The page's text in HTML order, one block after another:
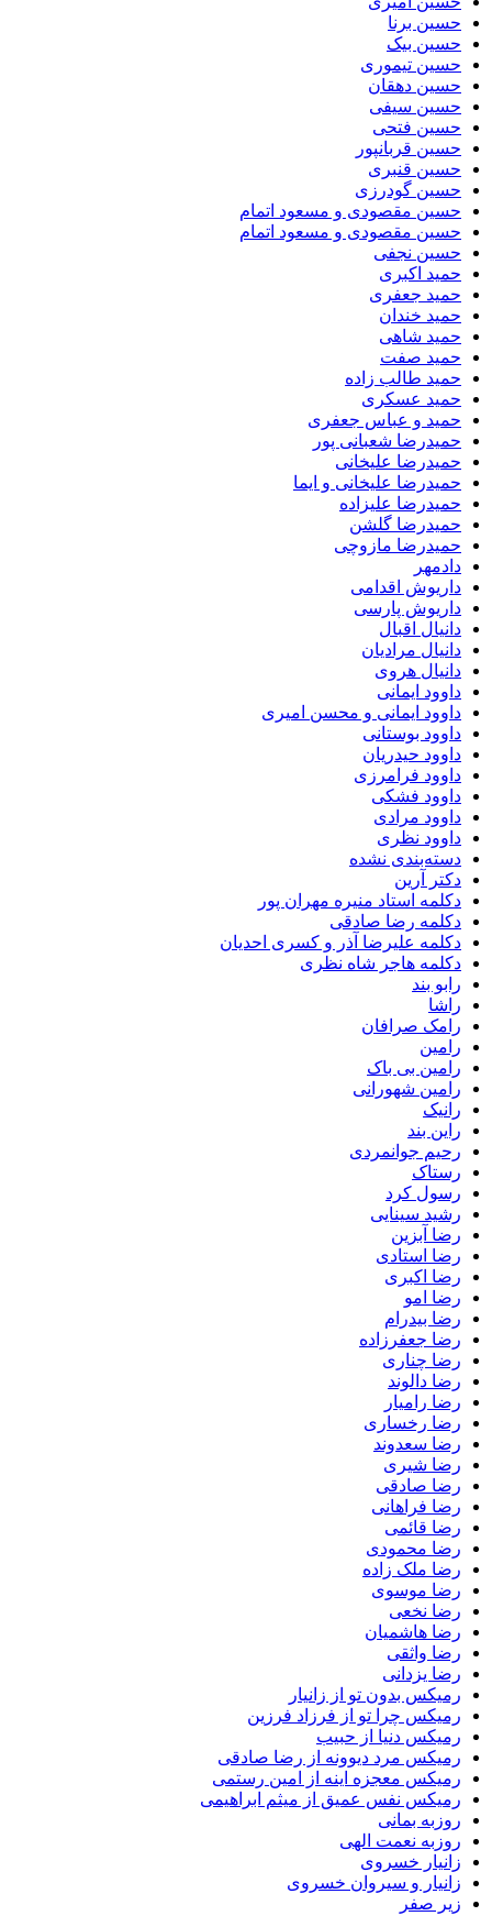
حسین برنا
حسین بیک
حسین تیموری
حسین دهقان
حسین سیفی
حسین فتحی
حسین قربانپور
حسین قنبری
حسین گودرزی
حسین مقصودى و مسعود اتمام
حسین مقصودی و مسعود اتمام
حسین نجفی
حمید اکبری
حمید جعفری
حمید خندان
حمید شاهی
حمید صفت
حمید طالب زاده
حمید عسکری
حمید و عباس جعفری
حمیدرضا شعبانی پور
حمیدرضا علیخانی
حمیدرضا علیخانی و ایما
حمیدرضا علیزاده
حمیدرضا گلشن
حمیدرضا مازوچی
دادمهر
داریوش اقدامی
داریوش پارسی
دانیال اقبال
دانیال مرادیان
دانیال هروی
داوود ایمانی
داوود ایمانی و محسن امیری
داوود بوستانی
داوود حیدریان
داوود فرامرزی
داوود فشکی
داوود مرادی
داوود نظری
دسته‌بندی نشده
دکتر آرین
دکلمه استاد منیره مهران پور
دکلمه رضا صادقی
دکلمه علیرضا آذر و کسری احدیان
دکلمه هاجر شاه نظری
رابو بند
راشا
رامک صرافان
رامین
رامین بی باک
رامین شهورانی
رانیک
راین بند
رحیم جوانمردی
رستاک
رسول کرد
رشید سینایی
رضا آبزین
رضا استادی
رضا اکبری
رضا امو
رضا بیدرام
رضا جعفرزاده
رضا چناری
رضا دالوند
رضا رامیار
رضا رخساری
رضا سعدوند
رضا شیری
رضا صادقی
رضا فراهانی
رضا قائمی
رضا محمودی
رضا ملک زاده
رضا موسوی
رضا نخعی
رضا هاشمیان
رضا واثقی
رضا یزدانی
رمیکس بدون تو از زانیار
رمیکس چرا تو از فرزاد فرزین
رمیکس دنیا از حبیب
رمیکس مرد دیوونه از رضا صادقی
رمیکس معجزه اینه از امین رستمی
رمیکس نفس عمیق از میثم ابراهیمی
روزبه بمانی
روزبه نعمت الهی
زانیار خسروی
زانیار و سیروان خسروی
زیر صفر